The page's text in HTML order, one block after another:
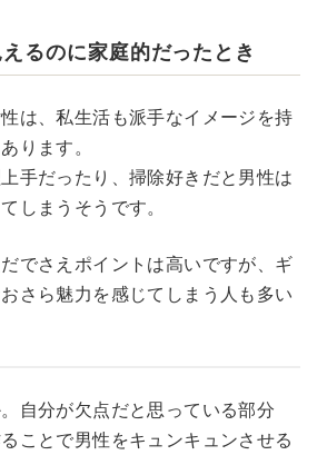
えるのに家庭的だったとき
は、私生活も派手なイメージを持
ります。
手だったり、掃除好きだと男性は
しまうそうです。
でさえポイントは高いですが、ギ
さら魅力を感じてしまう人も多い
自分が欠点だと思っている部分
ことで男性をキュンキュンさせる